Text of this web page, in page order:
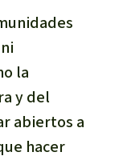
la
y del
abiertos a
hacer